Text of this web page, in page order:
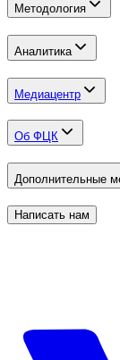
Методология
Аналитика
Медиацентр
Об ФЦК
Дополнительные
Написать нам